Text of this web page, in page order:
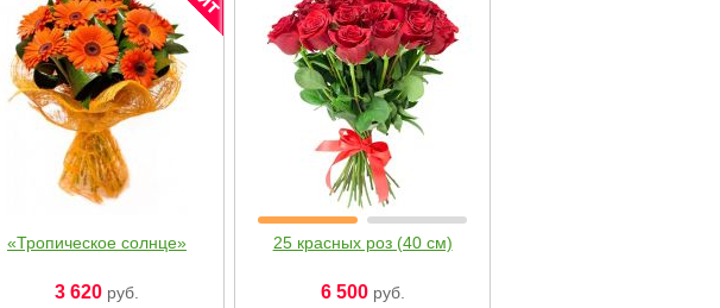
«Тропическое солнце»
3 620руб.
25 красных роз (40 см)
6 500руб.